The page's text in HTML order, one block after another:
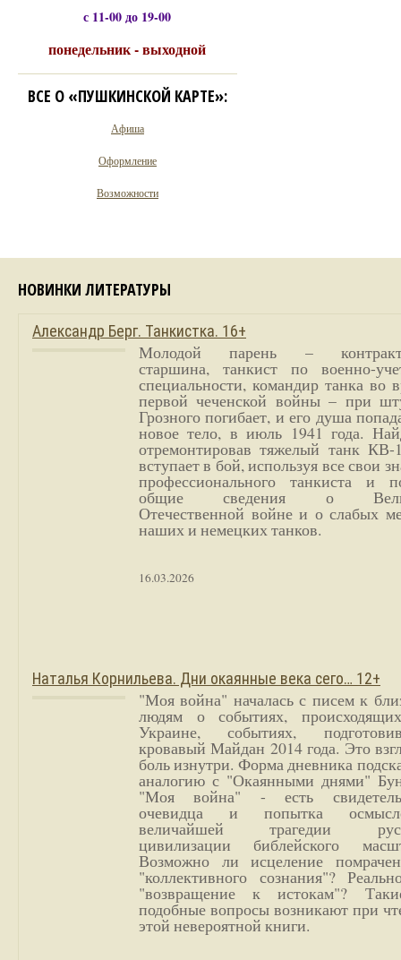
с 11-00 до 19-00
понедельник - выходной
ВСЕ О «ПУШКИНСКОЙ КАРТЕ»:
Афиша
Оформление
Возможности
НОВИНКИ ЛИТЕРАТУРЫ
Александр Берг. Танкистка. 16+
Молодой парень –
старшина, танкист по военно-
специальности, командир танка во
первой чеченской войны – при
Грозного погибает, и его душа
новое тело, в июль 1941 года.
отремонтировав тяжелый танк
вступает в бой, используя все свои
профессионального танкиста и
общие сведения о
Отечественной войне и о слабых
наших и немецких танков.
16.03.2026
Наталья Корнильева. Дни окаянные века сего… 12+
"Моя война" началась с писем к
людям о событиях,
Украине, событиях,
кровавый Майдан 2014 года. Это
боль изнутри. Форма дневника
аналогию с "Окаянными днями"
"Моя война" - есть
очевидца и попытка
величайшей трагедии
цивилизации библейского
Возможно ли исцеление
"коллективного сознания"?
"возвращение к истокам"?
подобные вопросы возникают при
этой невероятной книги.